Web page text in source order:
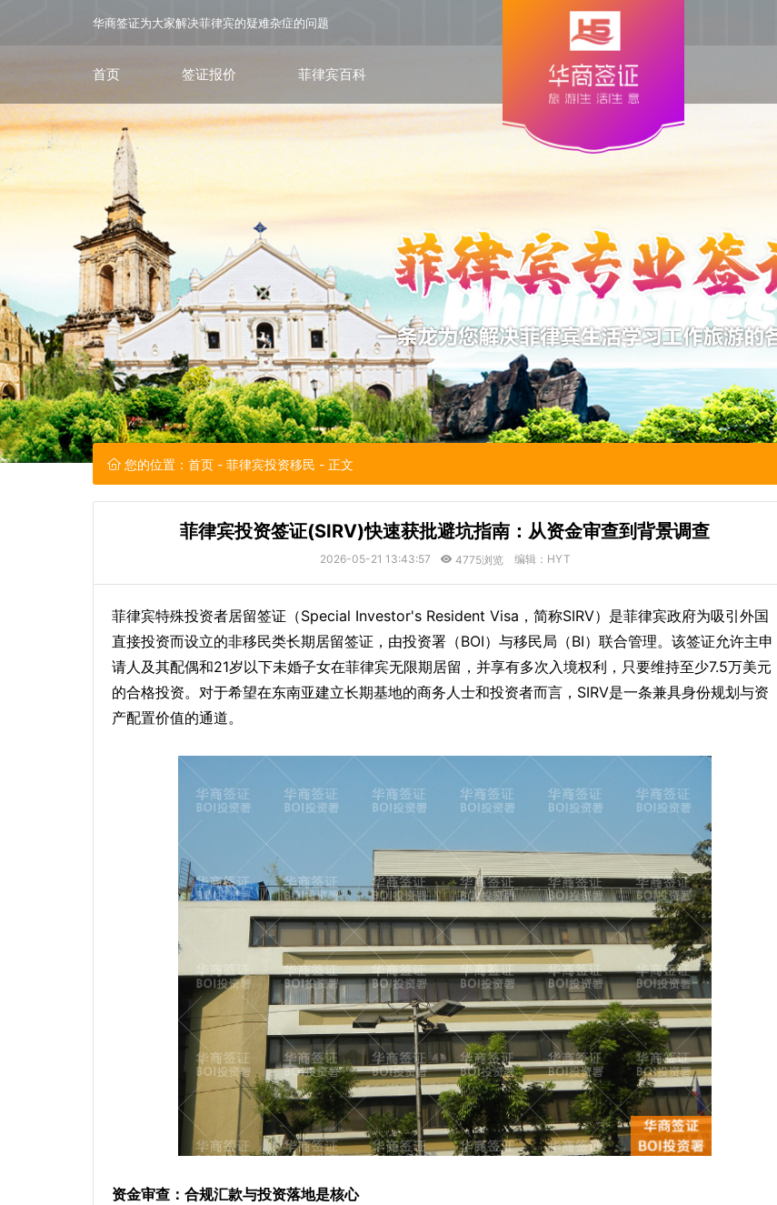
华商签证为大家解决菲律宾的疑难杂症的问题
首页 签证报价 菲律宾百科
您的位置： 首页 - 菲律宾投资移民 - 正文
菲律宾投资签证(SIRV)快速获批避坑指南：从资金审查到背景调查
2026-05-21 13:43:57 4775浏览 编辑：HYT
菲律宾特殊投资者居留签证（Special Investor's Resident Visa，简称SIRV）是菲律宾政府为吸引外国
直接投资而设立的非移民类长期居留签证，由投资署（BOI）与移民局（BI）联合管理。该签证允许主申
请人及其配偶和21岁以下未婚子女在菲律宾无限期居留，并享有多次入境权利，只要维持至少7.5万美元
的合格投资。对于希望在东南亚建立长期基地的商务人士和投资者而言，SIRV是一条兼具身份规划与资
产配置价值的通道。
资金审查：合规汇款与投资落地是核心